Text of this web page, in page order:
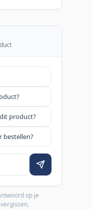
product?
bestellen?
op je